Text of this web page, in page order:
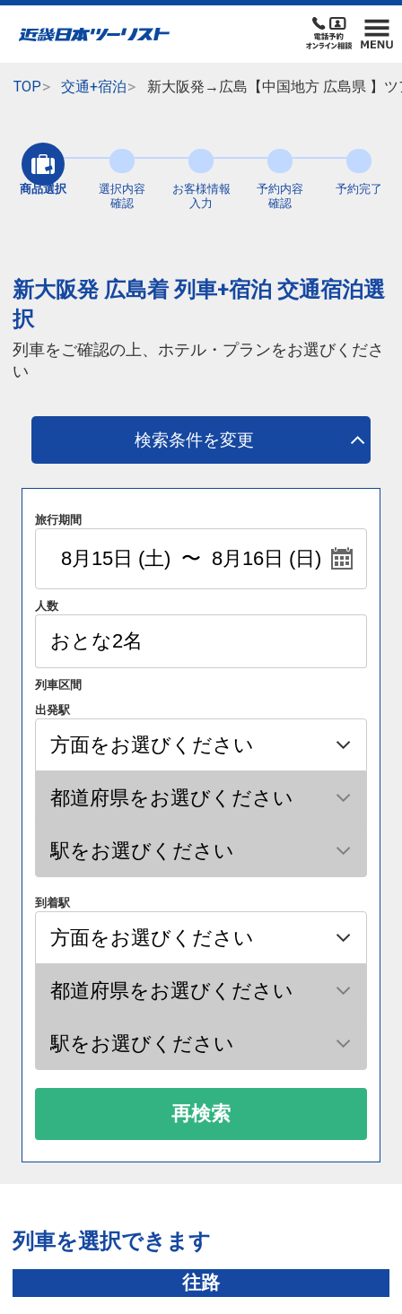
TOP 交通+宿泊 新大阪発→広島【中国地方 広島県 】
商品選択
選択内容
確認
お客様情報
入力
予約内容
確認
予約完了
新大阪発 広島着 列車+宿泊 交通宿泊選
択
列車をご確認の上、ホテル・プランをお選びくださ
い
検索条件を変更
旅行期間
人数
列車区間
出発駅
到着駅
再検索
列車を選択できます
往路